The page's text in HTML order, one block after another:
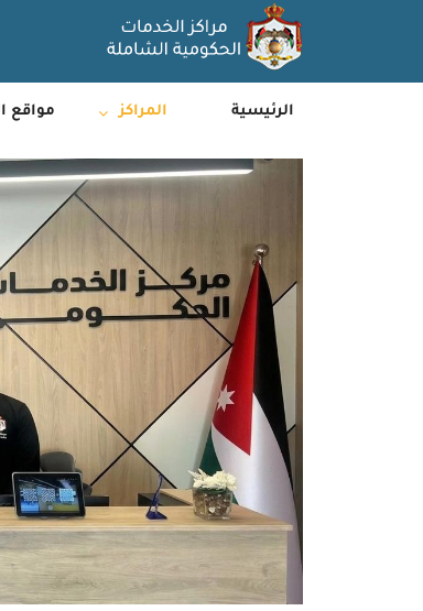
الرئيسية المراكز مواقع